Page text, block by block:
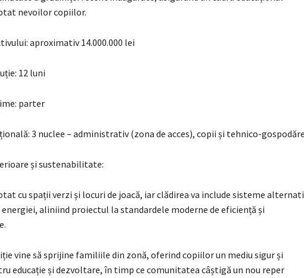
nevoilor copiilor.
aproximativ 14.000.000 lei
12 luni
parter
3 nuclee – administrativ (zona de acces), copii și tehnico-
și sustenabilitate:
cu spații verzi și locuri de joacă, iar clădirea va include sisteme
energiei, aliniind proiectul la standardele moderne de eficiență și
vine să sprijine familiile din zonă, oferind copiilor un mediu sigur și
educație și dezvoltare, în timp ce comunitatea câștigă un nou reper